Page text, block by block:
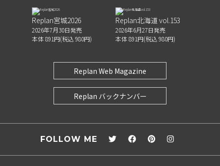
Replan宮城2026
2026年7月30日発売
本体 891円(税込 980円)
Replan北海道 vol.153
2026年6月27日発売
本体 891円(税込 980円)
Replan Web Magazine
Replan バックナンバー
FOLLOW ME